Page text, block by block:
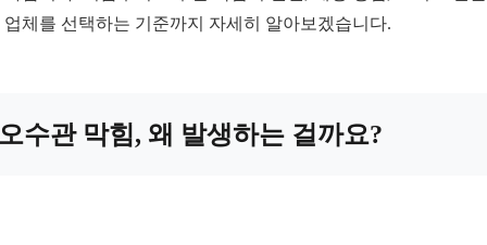
업체를 선택하는 기준까지 자세히 알아보겠습니다.
수관 막힘, 왜 발생하는 걸까요?